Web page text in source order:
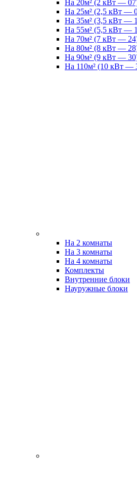
На 20м² (2 кВт —
На 25м² (2,5 кВт —
На 35м² (3,5 кВт —
На 55м² (5,5 кВт —
На 70м² (7 кВт —
На 80м² (8 кВт —
На 90м² (9 кВт —
На 110м² (10 кВт —
На 2 комнаты
На 3 комнаты
На 4 комнаты
Комплекты
Внутренние блоки
Науружные блоки